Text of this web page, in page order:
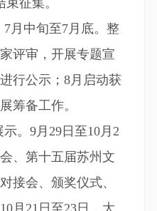
征集。
月中旬至7月底。整
评审，开展专题宣
行公示；8月启动获
筹备工作。
。9月29日至10月2
、第十五届苏州文
接会、颁奖仪式、
月21日至23日，大